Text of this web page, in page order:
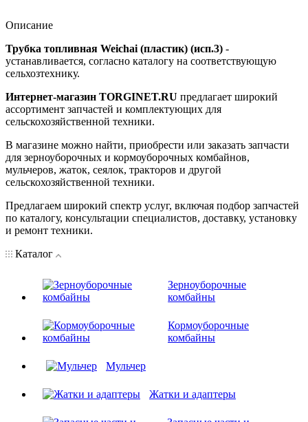
Описание
Трубка топливная Weichai (пластик) (исп.3) -
устанавливается, согласно каталогу на соответствующую
сельхозтехнику.
Интернет-магазин TORGINET.RU предлагает широкий
ассортимент запчастей и комплектующих для
сельскохозяйственной техники.
В магазине можно найти, приобрести или заказать запчасти
для зерноуборочных и кормоуборочных комбайнов,
мульчеров, жаток, сеялок, тракторов и другой
сельскохозяйственной техники.
Предлагаем широкий спектр услуг, включая подбор запчастей
по каталогу, консультации специалистов, доставку, установку
и ремонт техники.
Каталог
Зерноуборочные
комбайны
Кормоуборочные
комбайны
Мульчер
Жатки и адаптеры